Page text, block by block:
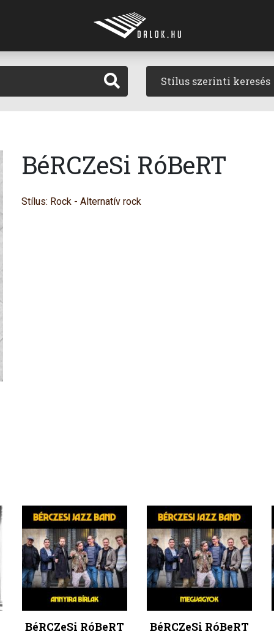
Stílus szerinti keresés
BéRCZeSi RóBeRT
Stílus: Rock - Alternatív rock
BéRCZeSi RóBeRT BéRCZeSi RóBeRT